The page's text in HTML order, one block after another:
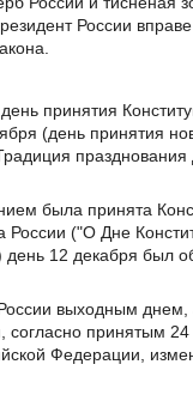
России вправе
принятия
(день принятия
была принята
("О Дне
12 декабря был
выходным днем,
принятым 24
Федерации,